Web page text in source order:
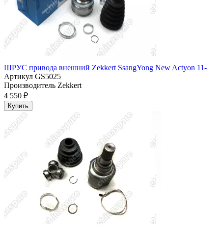
ШРУС привода внешний Zekkert SsangYong New Actyon 11-
Артикул GS5025
Производитель Zekkert
4 550 ₽
Купить